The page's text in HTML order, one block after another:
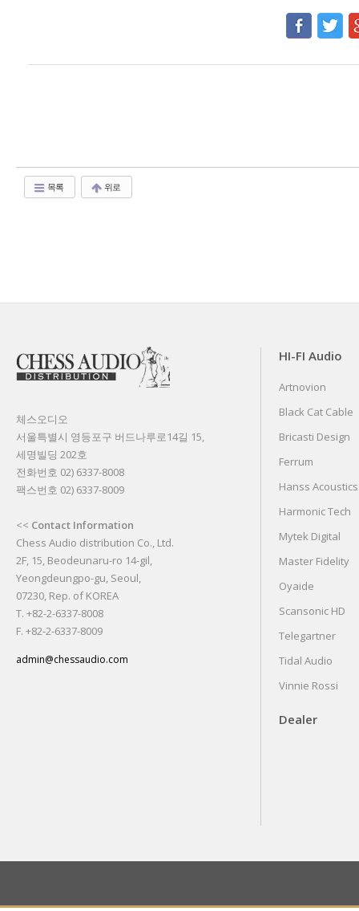
목록 위로
체스오디오
서울특별시 영등포구 버드나루로14길 15,
세명빌딩 202호
전화번호 02) 6337-8008
팩스번호 02) 6337-8009
<< Contact Information
Chess Audio distribution Co., Ltd.
2F, 15, Beodeunaru-ro 14-gil,
Yeongdeungpo-gu, Seoul,
07230, Rep. of KOREA
T. +82-2-6337-8008
F. +82-2-6337-8009
admin@chessaudio.com
HI-FI Audio
Artnovion
Black Cat Cable
Bricasti Design
Ferrum
Hanss Acoustics
Harmonic Tech
Mytek Digital
Master Fidelity
Oyaide
Scansonic HD
Telegartner
Tidal Audio
Vinnie Rossi
Dealer